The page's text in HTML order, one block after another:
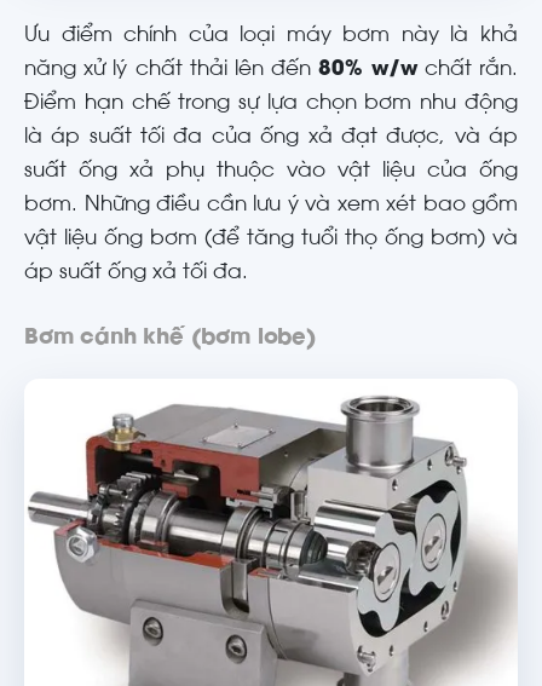
Ưu điểm chính của loại máy bơm này là khả
năng xử lý chất thải lên đến80% w/wchất rắn.
Điểm hạn chế trong sự lựa chọn bơm nhu động
là áp suất tối đa của ống xả đạt được, và áp
suất ống xả phụ thuộc vào vật liệu của ống
bơm. Những điều cần lưu ý và xem xét bao gồm
vật liệu ống bơm (để tăng tuổi thọ ống bơm) và
áp suất ống xả tối đa.
Bơm cánh khế (bơm lobe)